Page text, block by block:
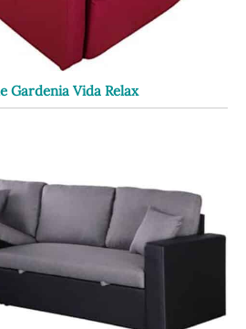
Gardenia Vida Relax